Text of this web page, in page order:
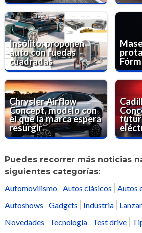
Insólito: proponen
auto con ruedas
cuadradas
Chrysler Airflow
Concept, modelo con
el que la marca espera
resurgir
Puedes recorrer más noticias
siguientes categorías:
Automovilismo
Autos clásicos
Autos
Autoshows
Gadgets Industria
Novedades
Tecnología Test drive